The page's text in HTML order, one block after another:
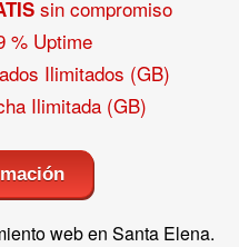
sin compromiso
% Uptime
Ilimitados (GB)
Ilimitada (GB)
web en Santa Elena.